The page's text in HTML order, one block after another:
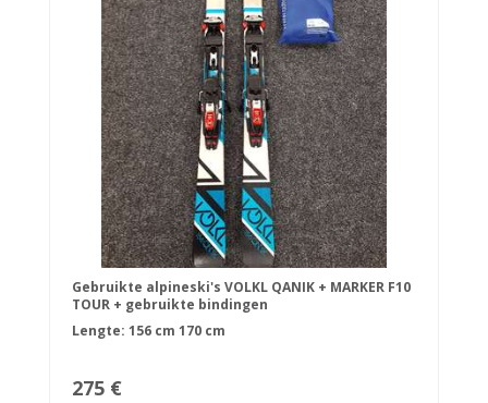
Gebruikte alpineski's VOLKL QANIK + MARKER F10
TOUR + gebruikte bindingen
Lengte: 156 cm 170 cm
275 €